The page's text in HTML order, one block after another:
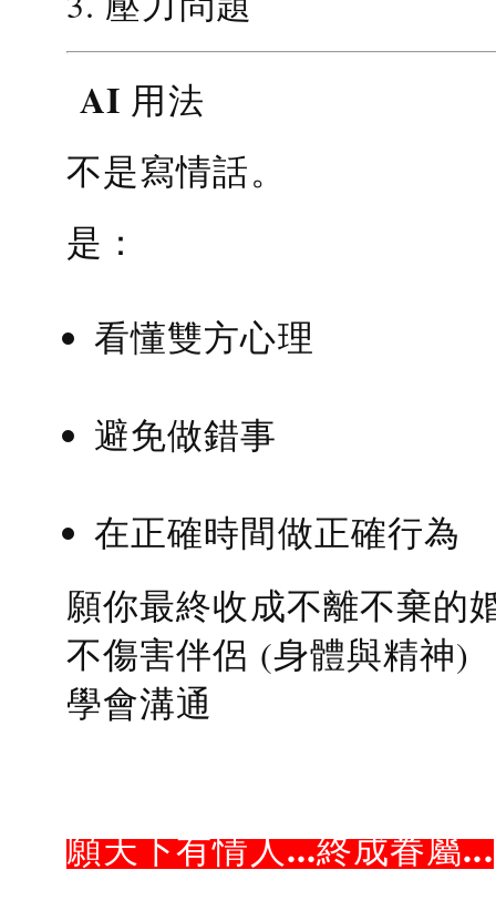
AI 用法
不是寫情話。
是：
看懂雙方心理
避免做錯事
在正確時間做正確行為
願你最終收成不離不棄的
不傷害伴侶 (身體與精神)
學會溝通
願天下有情人...終成眷屬...